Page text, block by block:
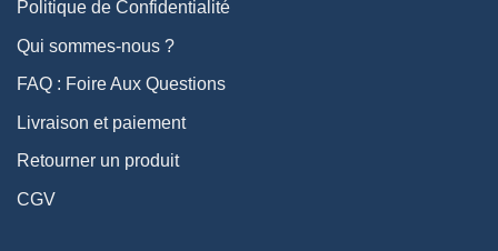
Politique de Confidentialité
Qui sommes-nous ?
FAQ : Foire Aux Questions
Livraison et paiement
Retourner un produit
CGV